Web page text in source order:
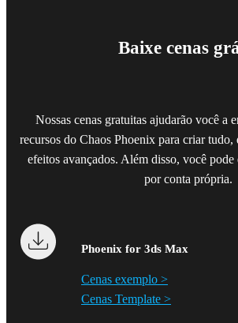
Baixe cenas
Nossas cenas gratuitas ajudarão você a
recursos do Chaos Phoenix para criar tudo,
efeitos avançados. Além disso, você pode
por conta própria.
Phoenix for 3ds Max
Cenas exemplo >
Cenas Template >